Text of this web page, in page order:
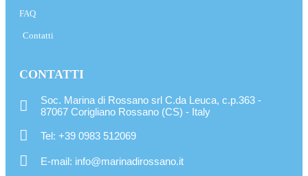
FAQ
Contatti
CONTATTI
Soc. Marina di Rossano srl C.da Leuca, c.p.363 -
87067 Corigliano Rossano (CS) - Italy
Tel: +39 0983 512069
E-mail: info@marinadirossano.it